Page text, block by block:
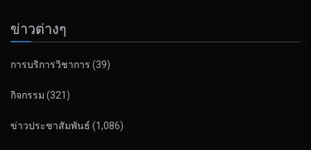
ข่าวต่างๆ
การบริการวิชาการ (39)
กิจกรรม (321)
ข่าวประชาสัมพันธ์ (1,086)